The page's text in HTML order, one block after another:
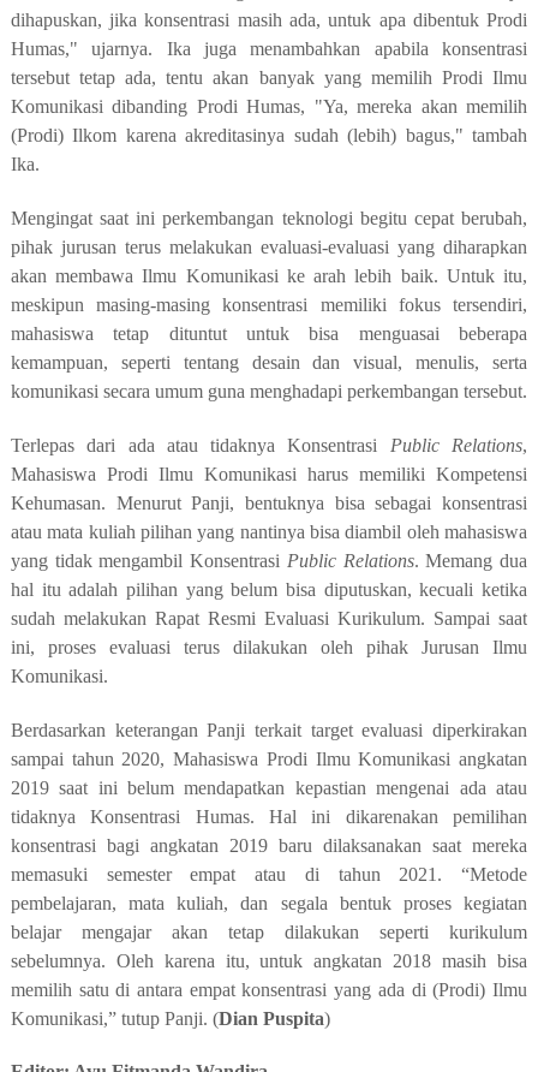
dihapuskan, jika konsentrasi masih ada, untuk apa dibentuk Prodi
Humas," ujarnya. Ika juga menambahkan apabila konsentrasi
tersebut tetap ada, tentu akan banyak yang memilih Prodi Ilmu
Komunikasi dibanding Prodi Humas, "Ya, mereka akan memilih
(Prodi) Ilkom karena akreditasinya sudah (lebih) bagus," tambah
Ika.
Mengingat saat ini perkembangan teknologi begitu cepat berubah,
pihak jurusan terus melakukan evaluasi-evaluasi yang diharapkan
akan membawa Ilmu Komunikasi ke arah lebih baik. Untuk itu,
meskipun masing-masing konsentrasi memiliki fokus tersendiri,
mahasiswa tetap dituntut untuk bisa menguasai beberapa
kemampuan, seperti tentang desain dan visual, menulis, serta
komunikasi secara umum guna menghadapi perkembangan tersebut.
Terlepas dari ada atau tidaknya Konsentrasi Public Relations,
Mahasiswa Prodi Ilmu Komunikasi harus memiliki Kompetensi
Kehumasan. Menurut Panji, bentuknya bisa sebagai konsentrasi
atau mata kuliah pilihan yang nantinya bisa diambil oleh mahasiswa
yang tidak mengambil Konsentrasi Public Relations. Memang dua
hal itu adalah pilihan yang belum bisa diputuskan, kecuali ketika
sudah melakukan Rapat Resmi Evaluasi Kurikulum. Sampai saat
ini, proses evaluasi terus dilakukan oleh pihak Jurusan Ilmu
Komunikasi.
Berdasarkan keterangan Panji terkait target evaluasi diperkirakan
sampai tahun 2020, Mahasiswa Prodi Ilmu Komunikasi angkatan
2019 saat ini belum mendapatkan kepastian mengenai ada atau
tidaknya Konsentrasi Humas. Hal ini dikarenakan pemilihan
konsentrasi bagi angkatan 2019 baru dilaksanakan saat mereka
memasuki semester empat atau di tahun 2021. “Metode
pembelajaran, mata kuliah, dan segala bentuk proses kegiatan
belajar mengajar akan tetap dilakukan seperti kurikulum
sebelumnya. Oleh karena itu, untuk angkatan 2018 masih bisa
memilih satu di antara empat konsentrasi yang ada di (Prodi) Ilmu
Komunikasi,” tutup Panji. (Dian Puspita)